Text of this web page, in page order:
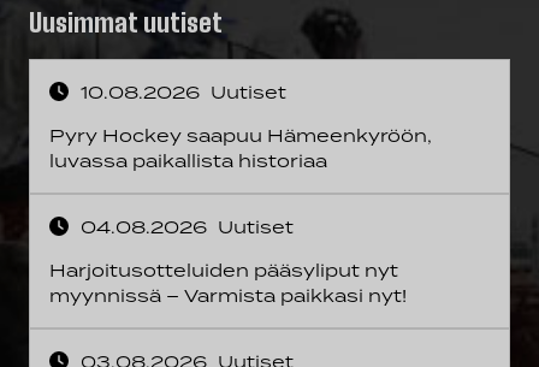
Uusimmat uutiset
10.08.2026 Uutiset
Pyry Hockey saapuu Hämeenkyröön,
luvassa paikallista historiaa
04.08.2026 Uutiset
Harjoitusotteluiden pääsyliput nyt
myynnissä – Varmista paikkasi nyt!
03.08.2026 Uutiset